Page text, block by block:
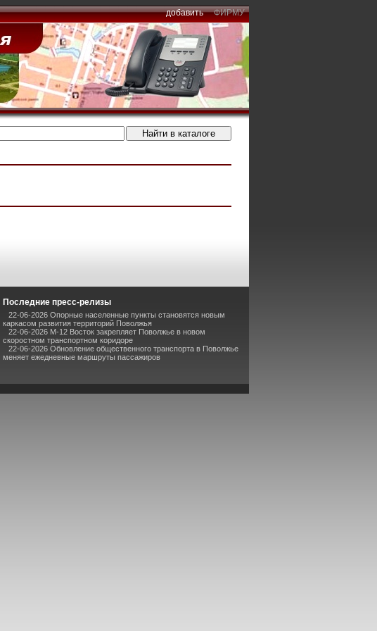
добавить ФИРМУ
Последние пресс-релизы
22-06-2026 Опорные населенные пункты становятся новым
каркасом развития территорий Поволжья
22-06-2026 М-12 Восток закрепляет Поволжье в новом
скоростном транспортном коридоре
22-06-2026 Обновление общественного транспорта в Поволжье
меняет ежедневные маршруты пассажиров